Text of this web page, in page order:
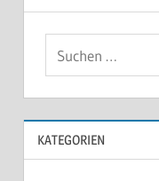
KATEGORIEN